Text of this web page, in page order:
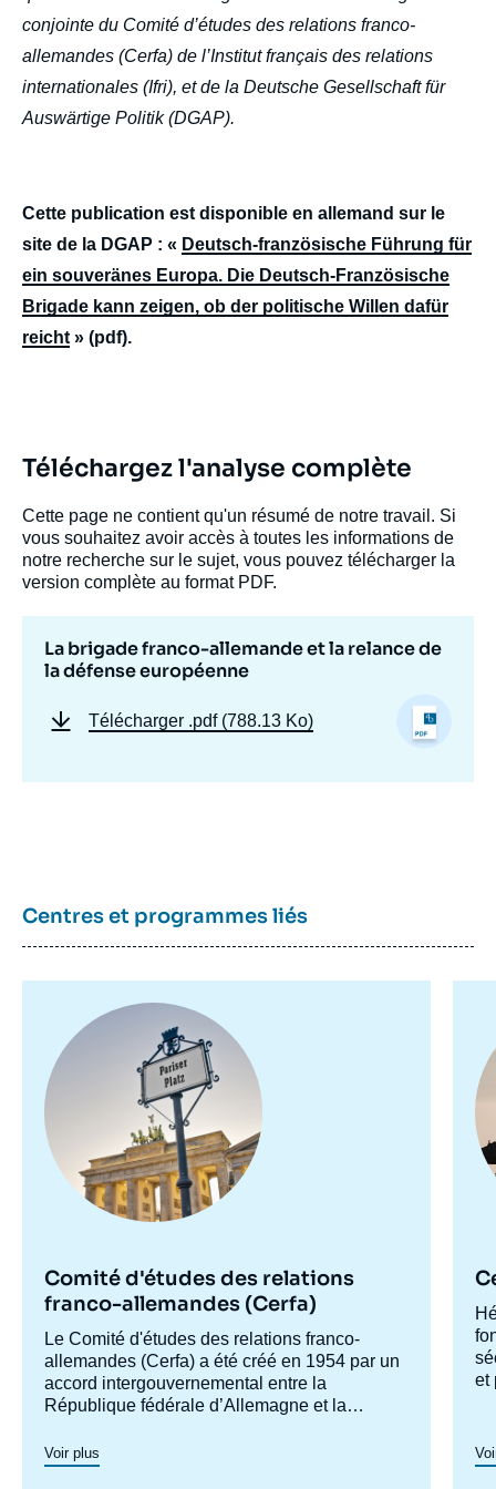
conjointe du Comité d’études des relations franco-
allemandes (Cerfa) de l’Institut français des relations
internationales (Ifri), et de la Deutsche Gesellschaft für
Auswärtige Politik (DGAP).
Cette publication est disponible en allemand sur le
site de la DGAP : « Deutsch-französische Führung für
ein souveränes Europa. Die Deutsch-Französische
Brigade kann zeigen, ob der politische Willen dafür
reicht » (pdf).
Téléchargez l'analyse complète
Cette page ne contient qu'un résumé de notre travail. Si
vous souhaitez avoir accès à toutes les informations de
notre recherche sur le sujet, vous pouvez télécharger la
version complète au format PDF.
La brigade franco-allemande et la relance de
la défense européenne
Télécharger .pdf (788.13 Ko)
Centres et programmes liés
principale
Comité d'études des relations
franco-allemandes (Cerfa)
Accroche
centre
Le Comité d'études des relations franco-
allemandes (Cerfa) a été créé en 1954 par un
accord intergouvernemental entre la
République fédérale d’Allemagne et la
l'Allemagne en France et analyser les
relations franco-allemandes y compris dans
Voir plus
et
couverture
de
la
publication
Copier